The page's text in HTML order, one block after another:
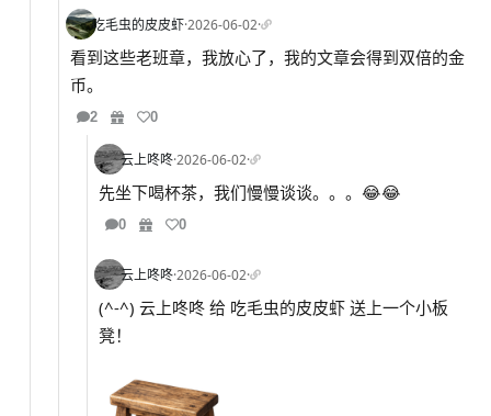
吃毛虫的皮皮虾·2026-06-02·
看到这些老班章，我放心了，我的文章会得到双倍的金
币。
2 0
云上咚咚·2026-06-02·
先坐下喝杯茶，我们慢慢谈谈。。。😂😂
0 0
云上咚咚·2026-06-02·
(^-^) 云上咚咚 给 吃毛虫的皮皮虾 送上一个小板
凳！